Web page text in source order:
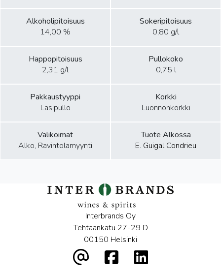
Alkoholipitoisuus
14,00 %
Sokeripitoisuus
0,80 g/l
Happopitoisuus
2,31 g/l
Pullokoko
0,75 l
Pakkaustyyppi
Lasipullo
Korkki
Luonnonkorkki
Valikoimat
Alko, Ravintolamyynti
Tuote Alkossa
E. Guigal Condrieu
Interbrands Oy
Tehtaankatu 27-29 D
00150 Helsinki